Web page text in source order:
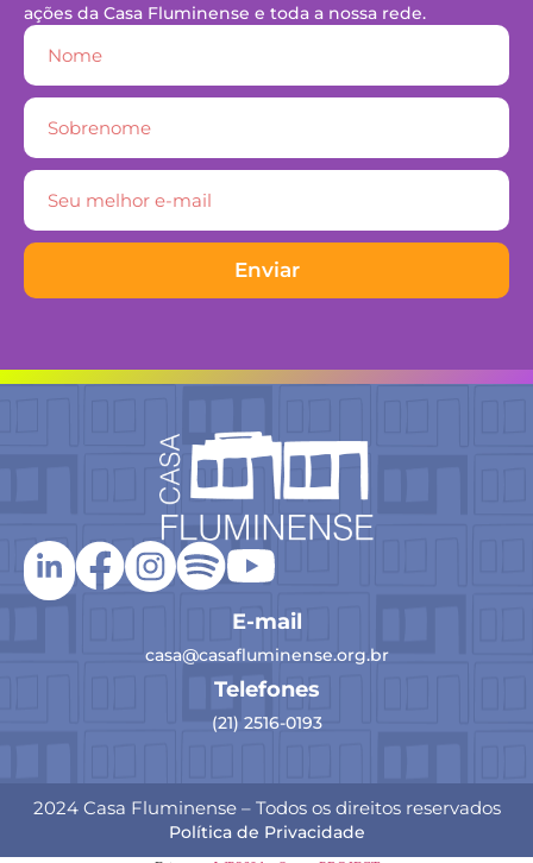
ações da Casa Fluminense e toda a nossa rede.
Enviar
E-mail
casa@casafluminense.org.br
Telefones
(21) 2516-0193
2024 Casa Fluminense – Todos os direitos reservados
Política de Privacidade